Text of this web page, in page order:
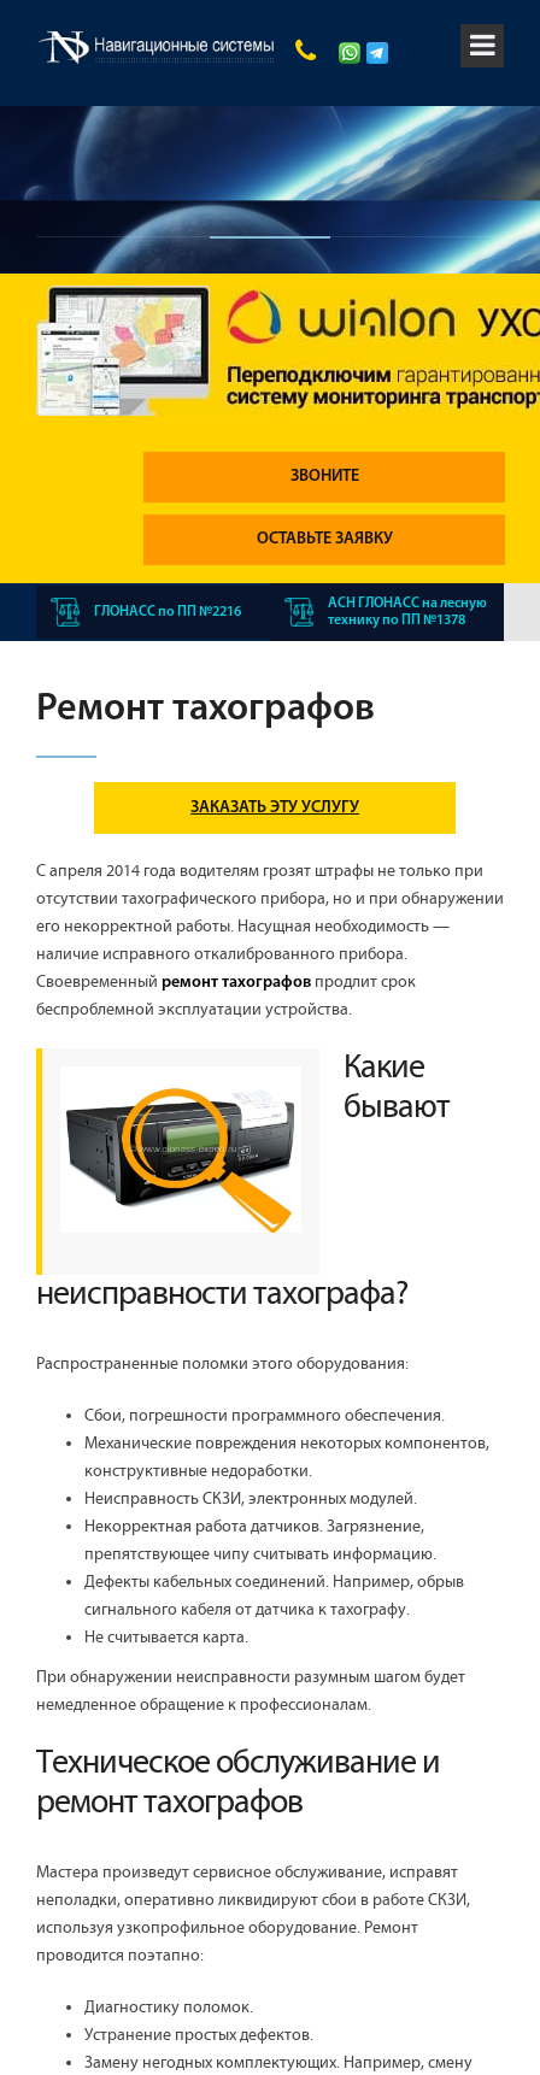
ЗВОНИТЕ
ОСТАВЬТЕ ЗАЯВКУ
ГЛОНАСС по ПП №2216
АСН ГЛОНАСС на лесную
технику по ПП №1378
Ремонт тахографов
ЗАКАЗАТЬ ЭТУ УСЛУГУ
С апреля 2014 года водителям грозят штрафы не только при
отсутствии тахографического прибора, но и при обнаружении
его некорректной работы. Насущная необходимость —
наличие исправного откалиброванного прибора.
Своевременный ремонт тахографов продлит срок
беспроблемной эксплуатации устройства.
Какие
бывают
неисправности тахографа?
Распространенные поломки этого оборудования:
Сбои, погрешности программного обеспечения.
Механические повреждения некоторых компонентов,
конструктивные недоработки.
Неисправность СКЗИ, электронных модулей.
Некорректная работа датчиков. Загрязнение,
препятствующее чипу считывать информацию.
Дефекты кабельных соединений. Например, обрыв
сигнального кабеля от датчика к тахографу.
Не считывается карта.
При обнаружении неисправности разумным шагом будет
немедленное обращение к профессионалам.
Техническое обслуживание и
ремонт тахографов
Мастера произведут сервисное обслуживание, исправят
неполадки, оперативно ликвидируют сбои в работе СКЗИ,
используя узкопрофильное оборудование. Ремонт
проводится поэтапно:
Диагностику поломок.
Устранение простых дефектов.
Замену негодных комплектующих. Например, смену